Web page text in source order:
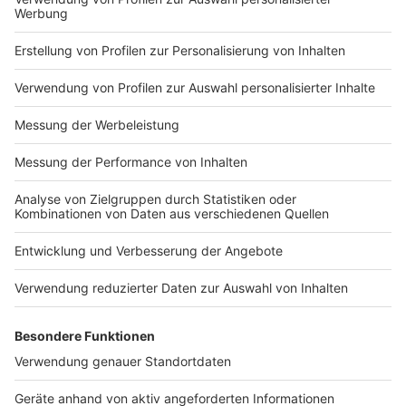
es/article7893735/Impress
um.html Datenschutz:
es/article157550705/Daten
um.html Datenschutz:
es/article157550705/Daten
schutzerklaerung-WELT-
DIGITAL.html
Datenschutzerklaerung-WELT-DIGITAL.html
Impressum
Nutzungsbedingungen
Jobs
Presse
Werben
Archiv
ANTENNE BAYERN GROUP
Kontakt
Studio-Hotline
Verkehrs-Hotline
Newsletter